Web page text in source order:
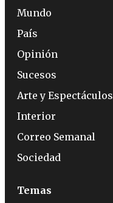
Mundo
País
Opinión
Sucesos
Arte y Espectáculos
Interior
Correo Semanal
Sociedad
Temas